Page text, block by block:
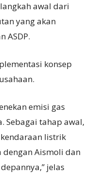
awal dari
yang akan
ASDP.
konsep
emisi gas
Sebagai tahap awal,
listrik
Aismoli dan
jelas